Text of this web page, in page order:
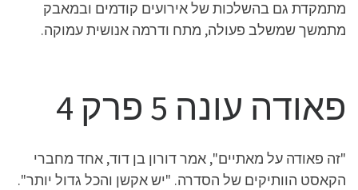
מתמקדת גם בהשלכות של אירועים קודמים ובמאבק
מתמשך שמשלב פעולה, מתח ודרמה אנושית עמוקה.
פאודה עונה 5 פרק 4
"זה פאודה על מאתיים", אמר דורון בן דוד, אחד מחברי
הקאסט הוותיקים של הסדרה. "יש אקשן והכל גדול יותר".